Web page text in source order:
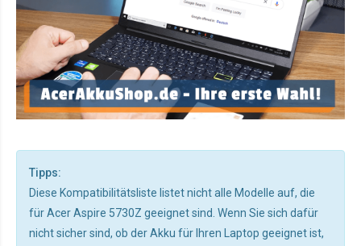
Tipps:
Diese Kompatibilitätsliste listet nicht alle Modelle auf, die
für Acer Aspire 5730Z geeignet sind. Wenn Sie sich dafür
nicht sicher sind, ob der Akku für Ihren Laptop geeignet ist,